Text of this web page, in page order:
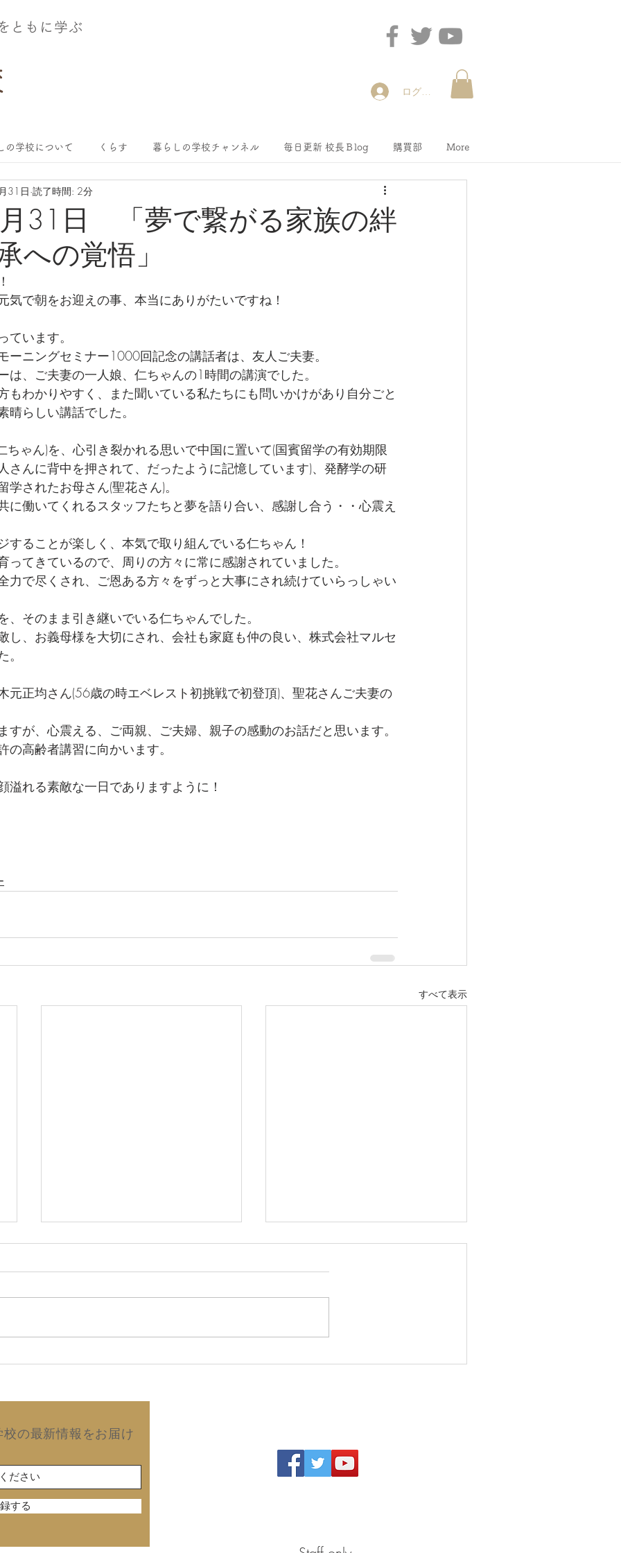
ともに学ぶ
ログイン
の学校について くらす 暮らしの学校チャンネル 毎日更新 校長Ｂlog 購買部 More
31日 「夢で繋がる家族の絆
への覚悟」
31日 読了時間: 2分
気で朝をお迎えの事、本当にありがたいですね！
ています。
ーニングセミナー1000回記念の講話者は、友人ご夫妻。
は、ご夫妻の一人娘、仁ちゃんの1時間の講演でした。
もわかりやすく、また聞いている私たちにも問いかけがあり自分ごと
らしい講話でした。
ちゃん)を、心引き裂かれる思いで中国に置いて(国賓留学の有効期限
さんに背中を押されて、だったように記憶しています)、発酵学の研
されたお母さん(聖花さん)。
に働いてくれるスタッフたちと夢を語り合い、感謝し合う・・心震え
することが楽しく、本気で取り組んでいる仁ちゃん！
ってきているので、周りの方々に常に感謝されていました。
力で尽くされ、ご恩ある方々をずっと大事にされ続けていらっしゃい
、そのまま引き継いでいる仁ちゃんでした。
し、お義母様を大切にされ、会社も家庭も仲の良い、株式会社マルセ
元正均さん(56歳の時エベレスト初挑戦で初登頂)、聖花さんご夫妻の
すが、心震える、ご両親、ご夫婦、親子の感動のお話だと思います。
の高齢者講習に向かいます。
溢れる素敵な一日でありますように！
すべて表示
の最新情報をお届け
する